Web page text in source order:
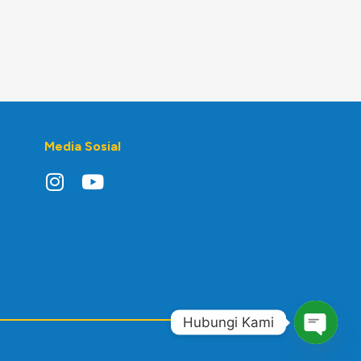
Media Sosial
Hubungi Kami